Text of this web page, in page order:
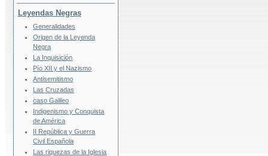
Leyendas Negras
Generalidades
Origen de la Leyenda
Negra
La Inquisición
Pío XII y el Nazismo
Antisemitismo
Las Cruzadas
caso Galileo
Indigenismo y Conquista
de América
II República y Guerra
Civil Española
Las riquezas de la Iglesia